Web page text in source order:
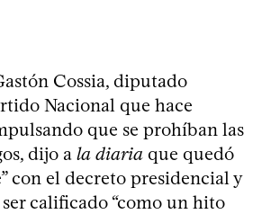
Cossia, diputado
Nacional que hace
que se prohíban las
dijo a la diaria que quedó
con el decreto presidencial y
calificado “como un hito